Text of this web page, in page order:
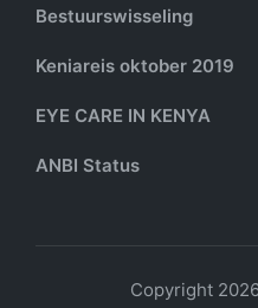
Bestuurswisseling
Keniareis oktober 2019
EYE CARE IN KENYA
ANBI Status
Copyright